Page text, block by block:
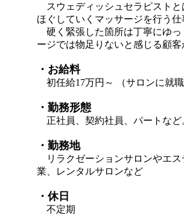
スウェディッシュセラピストと
ほぐしていくマッサージを行う仕
硬く緊張した箇所は丁寧にゆっ
ージでは物足りないと感じる顧客
・お給料
初任給17万円～ （サロンに就職
・勤務形態
正社員、契約社員、パートなど
・勤務地
リラクゼーションサロンやエス
業、レンタルサロンなど
・休日
不定期